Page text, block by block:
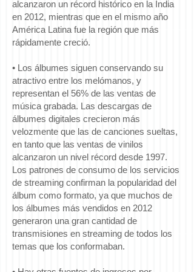
alcanzaron un récord histórico en la India
en 2012, mientras que en el mismo año
América Latina fue la región que más
rápidamente creció.
• Los álbumes siguen conservando su
atractivo entre los melómanos, y
representan el 56% de las ventas de
música grabada. Las descargas de
álbumes digitales crecieron más
velozmente que las de canciones sueltas,
en tanto que las ventas de vinilos
alcanzaron un nivel récord desde 1997.
Los patrones de consumo de los servicios
de streaming confirman la popularidad del
álbum como formato, ya que muchos de
los álbumes más vendidos en 2012
generaron una gran cantidad de
transmisiones en streaming de todos los
temas que los conformaban.